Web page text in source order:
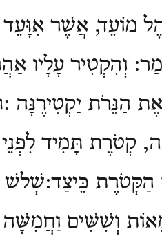
מוֹעֵד, אֲשֶׁר
וְהִקְטִיר עָלָיו
הַנֵּרֹת יַקְטִירֶנָּה :
קְטֹרֶת תָּמִיד לִפְנֵי
הַקְּטֹרֶת כֵּיצַד:שְׁלשׁ
וְשִׁשִּׁים וַחֲמִשָּׁה